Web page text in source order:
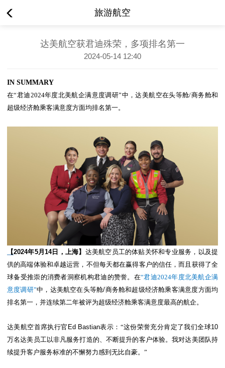
旅游航空
达美航空获君迪殊荣，多项排名第一
2024-05-14 12:40
IN SUMMARY
在“君迪2024年度北美航企满意度调研”中，达美航空在头等舱/商务舱和
超级经济舱乘客满意度方面均排名第一。
【2024年5月14日，上海】 达美航空员工的体贴关怀和专业服务，以及提
供的高端体验和卓越运营，不但每天都在赢得客户的信任，而且获得了全
球备受推崇的消费者洞察机构君迪的赞誉。在“君迪2024年度北美航企满
意度调研”中，达美航空在头等舱/商务舱和超级经济舱乘客满意度方面均
排名第一，并连续第二年被评为超级经济舱乘客满意度最高的航企。
达美航空首席执行官 Ed Bastian表示：“这份荣誉充分肯定了我们全球10
万名达美员工以非凡服务打造的、不断提升的客户体验。我对达美团队持
续提升客户服务标准的不懈努力感到无比自豪。”